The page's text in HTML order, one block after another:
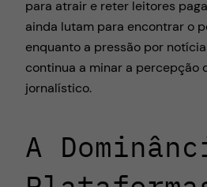
para atrair e reter leitores
ainda lutam para encontrar o
enquanto a pressão por
continua a minar a percepção
jornalístico.
A